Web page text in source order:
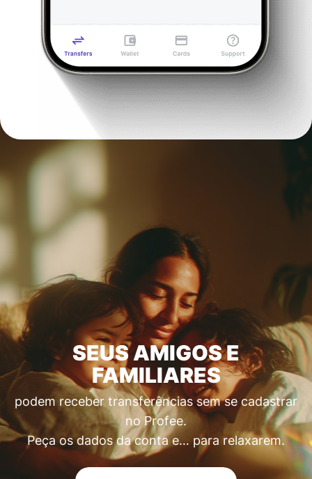
SEUS AMIGOS E
FAMILIARES
podem receber transferências sem se cadastrar
no Profee.
Peça os dados da conta e… para relaxarem.